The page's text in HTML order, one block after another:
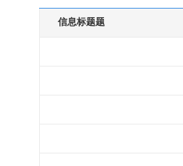
信息标题题